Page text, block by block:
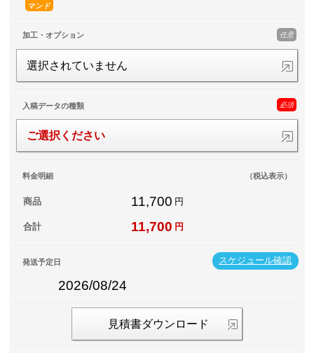
マンド
加工・オプション 任意
選択されていません
入稿データの種類 必須
ご選択ください
料金明細 （税込表示）
商品 11,700 円
合計 11,700 円
スケジュール確認
発送予定日
2026/08/24
見積書ダウンロード